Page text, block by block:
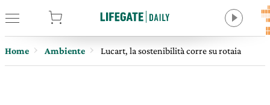
Home Ambiente Lucart, la sostenibilità corre su rotaia